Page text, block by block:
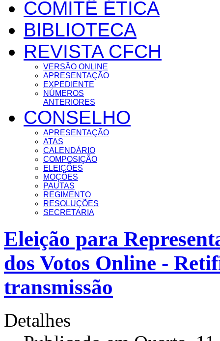
COMITÊ ÉTICA
BIBLIOTECA
REVISTA CFCH
VERSÃO ONLINE
APRESENTAÇÃO
EXPEDIENTE
NÚMEROS
ANTERIORES
CONSELHO
APRESENTAÇÃO
ATAS
CALENDÁRIO
COMPOSIÇÃO
ELEIÇÕES
MOÇÕES
PAUTAS
REGIMENTO
RESOLUÇÕES
SECRETARIA
Eleição para
dos Votos Online -
transmissão
Detalhes